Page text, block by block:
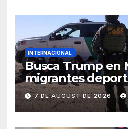
INTERNACIONAL
Busca Trump en
migrantes
multas
7 DE AUGUST DE 2026